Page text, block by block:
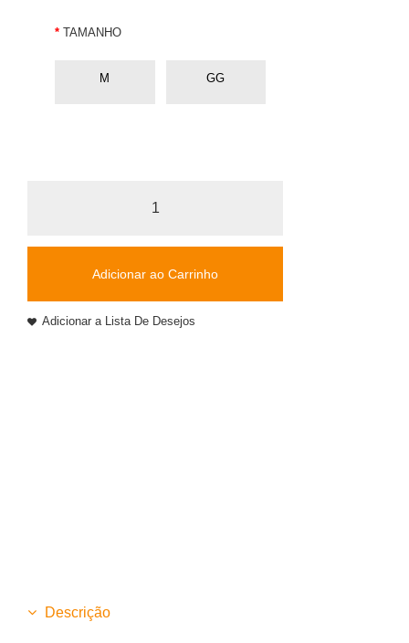
TAMANHO
M GG
Adicionar ao Carrinho
Adicionar a Lista De Desejos
Descrição